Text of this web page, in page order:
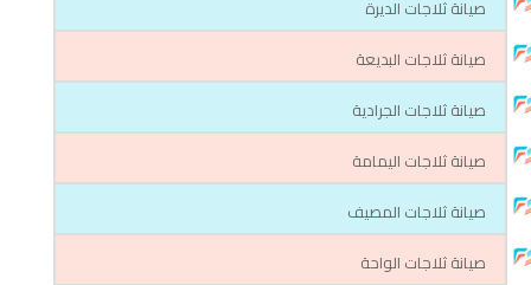
صيانة ثلاجات الديرة
صيانة ثلاجات البديعة
صيانة ثلاجات الجرادية
صيانة ثلاجات اليمامة
صيانة ثلاجات المصيف
صيانة ثلاجات الواحة